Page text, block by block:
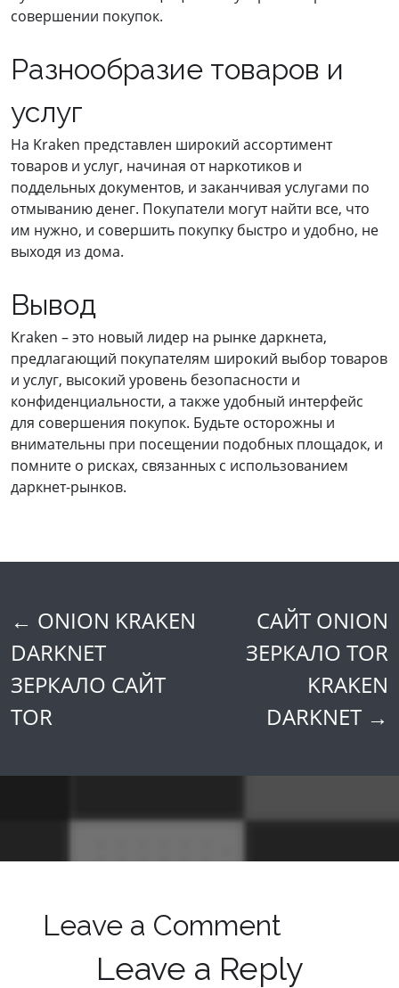
совершении покупок.
Разнообразие товаров и
услуг
На Kraken представлен широкий ассортимент
товаров и услуг, начиная от наркотиков и
поддельных документов, и заканчивая услугами по
отмыванию денег. Покупатели могут найти все, что
им нужно, и совершить покупку быстро и удобно, не
выходя из дома.
Вывод
Kraken – это новый лидер на рынке даркнета,
предлагающий покупателям широкий выбор товаров
и услуг, высокий уровень безопасности и
конфиденциальности, а также удобный интерфейс
для совершения покупок. Будьте осторожны и
внимательны при посещении подобных площадок, и
помните о рисках, связанных с использованием
даркнет-рынков.
Post
navigation
← ONION KRAKEN
DARKNET
ЗЕРКАЛО САЙТ
TOR
САЙТ ONION
ЗЕРКАЛО TOR
KRAKEN
DARKNET →
Leave a Comment
Leave a Reply